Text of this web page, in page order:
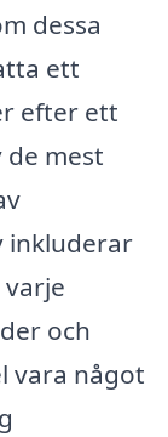
dessa
ett
efter ett
mest
inkluderar
och
vara något